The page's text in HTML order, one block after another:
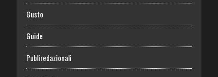
Gusto
Guide
Publiredazionali